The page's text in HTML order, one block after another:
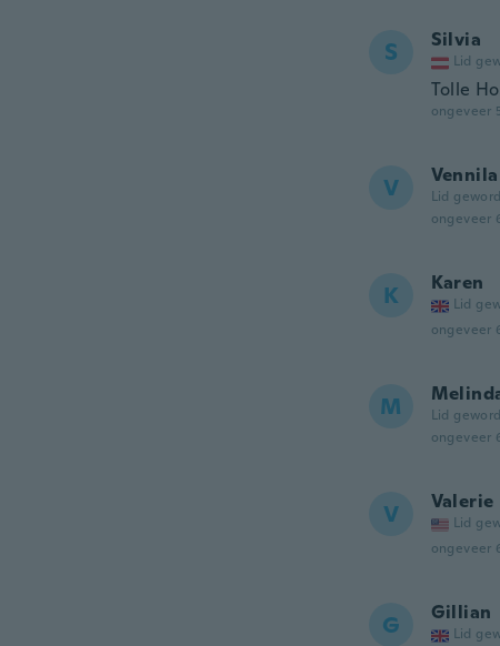
S Silvia
Lid
Tolle
ongeveer
V Vennila
Lid
ongeveer
K Karen
Lid
ongeveer
M Lid
ongeveer
V Valerie
Lid
ongeveer
G Gillian
Lid